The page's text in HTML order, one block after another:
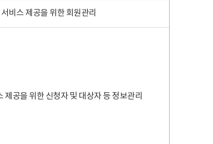
비스 제공을 위한 회원관리
제공을 위한 신청자 및 대상자 등 정보관리